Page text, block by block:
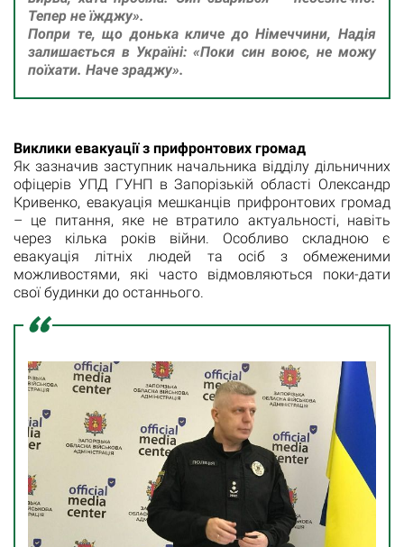
Тепер не їжджу».
Попри те, що донька кличе до Німеччини, Надія
залишається в Україні: «Поки син воює, не можу
поїхати. Наче зраджу».
Виклики евакуації з прифронтових громад
Як зазначив заступник начальника відділу дільничних
офіцерів УПД ГУНП в Запорізькій області Олександр
Кривенко, евакуація мешканців прифронтових громад
– це питання, яке не втратило актуальності, навіть
через кілька років війни. Особливо складною є
евакуація літніх людей та осіб з обмеженими
можливостями, які часто відмовляються поки-дати
свої будинки до останнього.